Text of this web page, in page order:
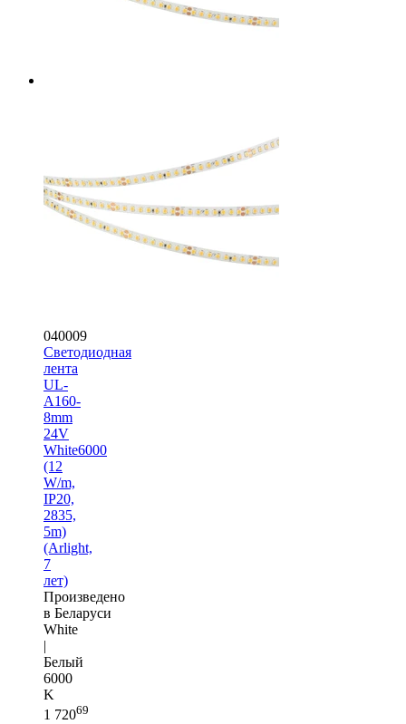
040009
Светодиодная
лента
UL-
A160-
8mm
24V
White6000
(12
W/m,
IP20,
2835,
5m)
(Arlight,
7
лет)
Произведено
в Беларуси
White
|
Белый
6000
K
1 72069